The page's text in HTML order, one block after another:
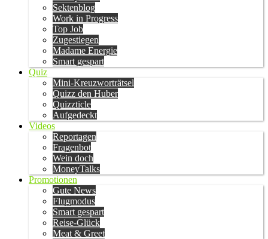
Sektenblog
Work in Progress
Top Job
Zugestiegen
Madame Energie
Smart gespart
Quiz
Mini-Kreuzworträtsel
Quizz den Huber
Quizzticle
Aufgedeckt
Videos
Reportagen
Fragenbot
Wein doch
MoneyTalks
Promotionen
Gute News
Flugmodus
Smart gespart
Reise-Glück
Meat & Greet